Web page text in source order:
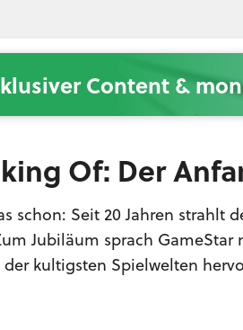
Content &
Of: Der
schon: Seit 20 Jahren strahlt
Jubiläum sprach GameStar
kultigsten Spielwelten